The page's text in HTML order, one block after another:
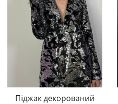
Піджак декорований